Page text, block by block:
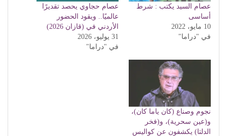
عصام السيد يكتب : شرط
أساسى
10 مايو، 2022
في "دراما"
عصام حجاوي يحصد تقديرًا
عالميًا.. ويقود الحضور
الأردني في (قازان 2026)
31 يوليو، 2026
في "دراما"
نجوم وصناع (كان ياما كان)،
و(عين سحرية)، و(فخر
الدلتا) يكشفون عن كواليس